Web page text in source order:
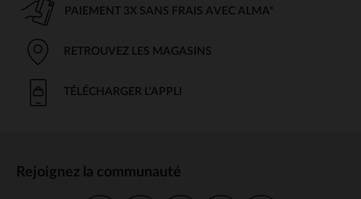
PAIEMENT 3X SANS FRAIS AVEC ALMA*
RETROUVEZ LES MAGASINS
TÉLÉCHARGER L'APPLI
Rejoignez la communauté